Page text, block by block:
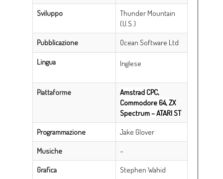
Sviluppo
Thunder Mountain
(U.S.)
Pubblicazione
Ocean Software Ltd
Lingua Inglese
Piattaforme
Amstrad CPC,
Commodore 64, ZX
Spectrum – ATARI ST
Programmazione
Jake Glover
Musiche
–
Grafica
Stephen Wahid